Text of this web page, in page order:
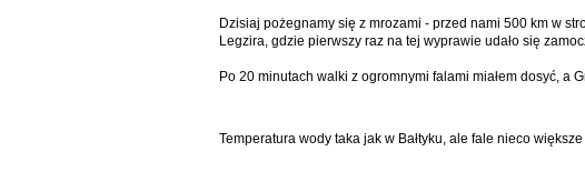
Dzisiaj pożegnamy się z mrozami - przed nami 500 km w
Legzira, gdzie pierwszy raz na tej wyprawie udało się
Po 20 minutach walki z ogromnymi falami miałem dosyć, a
Temperatura wody taka jak w Bałtyku, ale fale nieco